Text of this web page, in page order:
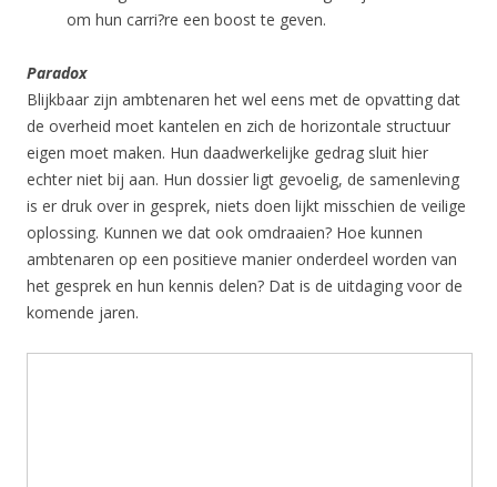
om hun carri?re een boost te geven.
Paradox
Blijkbaar zijn ambtenaren het wel eens met de opvatting dat
de overheid moet kantelen en zich de horizontale structuur
eigen moet maken. Hun daadwerkelijke gedrag sluit hier
echter niet bij aan. Hun dossier ligt gevoelig, de samenleving
is er druk over in gesprek, niets doen lijkt misschien de veilige
oplossing. Kunnen we dat ook omdraaien? Hoe kunnen
ambtenaren op een positieve manier onderdeel worden van
het gesprek en hun kennis delen? Dat is de uitdaging voor de
komende jaren.